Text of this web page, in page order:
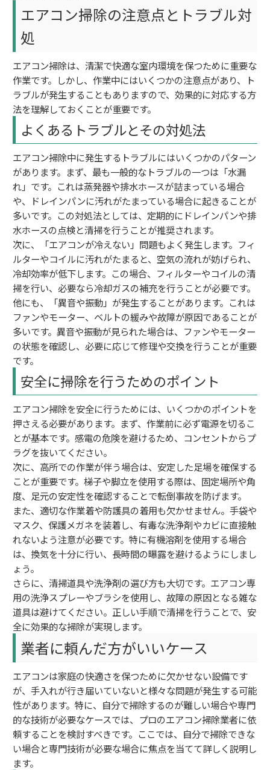
エアコン掃除の注意点とトラブル対
処
エアコン掃除は、清潔で快適な室内環境を保つために重要な
作業です。しかし、作業中にはいくつかの注意点があり、ト
ラブルが発生することもありますので、効果的に対応する方
法を理解しておくことが重要です。
よくあるトラブルとその対処法
エアコン掃除中に発生するトラブルにはいくつかのパターン
があります。まず、最も一般的なトラブルの一つは「水漏
れ」です。これは蒸発器や排水ホースが詰まっている場合
や、ドレインパンに汚れがたまっている場合に起きることが
多いです。この対処法としては、定期的にドレインパンや排
水ホースの点検と清掃を行うことが推奨されます。
次に、「エアコンが冷えない」問題もよく発生します。フィ
ルターやコイルに汚れがたまると、空気の流れが妨げられ、
冷却効率が低下します。この場合、フィルターやコイルの清
掃を行い、必要なら冷却ガスの補充を行うことが必要です。
他にも、「異音や振動」が発生することがあります。これは
ファンやモーター、ベルトの緩みや故障が原因であることが
多いです。異音や振動が見られた場合は、ファンやモーター
の状態を確認し、必要に応じて修理や交換を行うことが重要
です。
安全に掃除を行うためのポイント
エアコン掃除を安全に行うためには、いくつかのポイントを
押さえる必要があります。まず、作業前に必ず電源を切るこ
とが基本です。感電の危険を避けるため、コンセントからプ
ラグを抜いてください。
次に、高所での作業が伴う場合は、安定した足場を確保する
ことが重要です。梯子や脚立を使用する際は、固定場所や角
度、足元の安定性を確認することで転倒事故を防げます。
また、適切な作業着や防護具の着用も欠かせません。手袋や
マスク、保護メガネを装着し、有毒な洗浄剤やカビに直接触
れないよう注意が必要です。特に有機溶剤を使用する場合
は、換気を十分に行い、長時間の曝露を避けるようにしまし
ょう。
さらに、清掃道具や洗浄剤の選び方も大切です。エアコン専
用の洗浄スプレーやブラシを使用し、故障の原因となる雑な
道具は避けてください。正しい手順で清掃を行うことで、安
全に効果的な掃除が実現します。
業者に頼んだ方がいいケース
エアコンは家庭の快適さを保つために欠かせない設備です
が、手入れが行き届いていないと様々な問題が発生する可能
性があります。特に、自分で掃除するのが難しい場合や専門
的な技術が必要なケースでは、プロのエアコン掃除業者に依
頼することを検討すべきです。ここでは、自分で掃除できな
い場合と専門技術が必要な場合に焦点を当てて詳しく説明し
ます。